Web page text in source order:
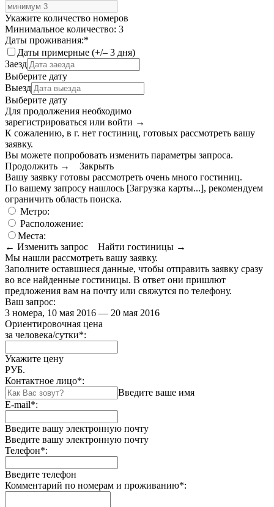
Укажите количество номеров
Минимальное количество: 3
Даты проживания:*
Даты примерные (+/– 3 дня)
Заезд
Выберите дату
Выезд
Выберите дату
Для продолжения необходимо
зарегистрироваться или войти →
К сожалению, в г. нет гостиниц, готовых рассмотреть вашу
заявку.
Вы можете попробовать изменить параметры запроса.
Продолжить →
Закрыть
Вашу заявку готовы рассмотреть очень много гостиниц.
По вашему запросу нашлось [Загрузка карты...], рекомендуем
ограничить область поиска.
Метро:
Расположение:
Места:
← Изменить запрос
Найти гостиницы →
Мы нашли рассмотреть вашу заявку.
Заполните оставшиеся данные, чтобы отправить заявку сразу
во все найденные гостиницы. В ответ они пришлют
предложения вам на почту или свяжутся по телефону.
Ваш запрос:
3 номера, 10 мая 2016 — 20 мая 2016
Ориентировочная цена
за человека/сутки*:
Укажите цену
РУБ.
Контактное лицо*:
Введите ваше имя
E-mail*:
Введите вашу электронную почту
Введите вашу электронную почту
Телефон*:
Введите телефон
Комментарий по номерам и проживанию*: